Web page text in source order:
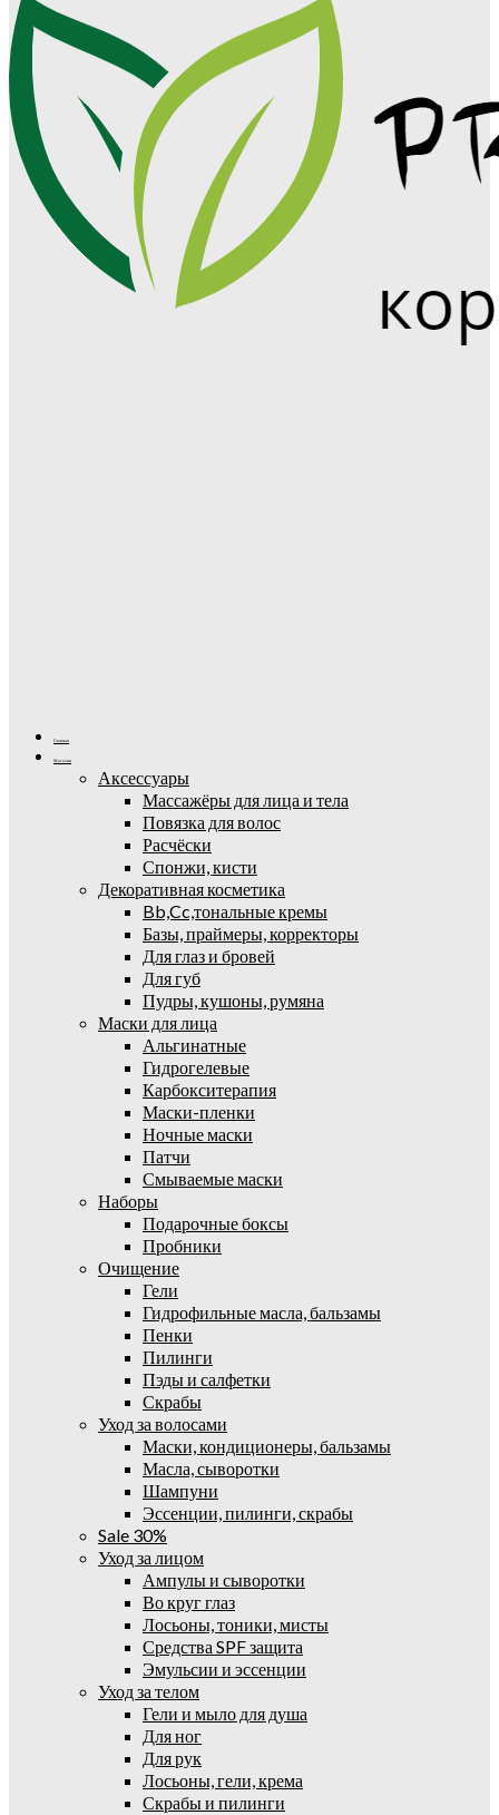
Главная
Магазин
Аксессуары
Массажёры для лица и тела
Повязка для волос
Расчёски
Спонжи, кисти
Декоративная косметика
Bb,Cc,тональные кремы
Базы, праймеры, корректоры
Для глаз и бровей
Для губ
Пудры, кушоны, румяна
Маски для лица
Альгинатные
Гидрогелевые
Карбокситерапия
Маски-пленки
Ночные маски
Патчи
Смываемые маски
Наборы
Подарочные боксы
Пробники
Очищение
Гели
Гидрофильные масла, бальзамы
Пенки
Пилинги
Пэды и салфетки
Скрабы
Уход за волосами
Маски, кондиционеры, бальзамы
Масла, сыворотки
Шампуни
Эссенции, пилинги, скрабы
Sale 30%
Уход за лицом
Ампулы и сыворотки
Во круг глаз
Лосьоны, тоники, мисты
Средства SPF защита
Эмульсии и эссенции
Уход за телом
Гели и мыло для душа
Для ног
Для рук
Лосьоны, гели, крема
Скрабы и пилинги